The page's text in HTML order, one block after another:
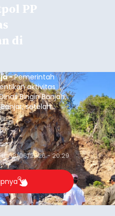
PP
di
-Pemerintah
aktivitas
Bingin Banjah,
setelah
peruntukan
08/06/2026 - 20:29